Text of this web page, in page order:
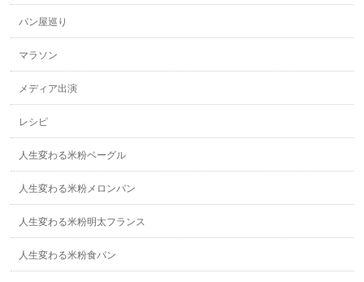
パン屋巡り
マラソン
メディア出演
レシピ
人生変わる米粉ベーグル
人生変わる米粉メロンパン
人生変わる米粉明太フランス
人生変わる米粉食パン